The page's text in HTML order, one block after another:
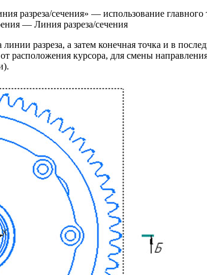
разреза/сечения» — использование
— Линия разреза/сечения
разреза, а затем конечная точка и в
от расположения курсора, для смены